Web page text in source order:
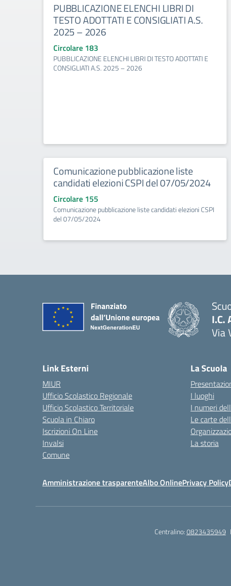
PUBBLICAZIONE ELENCHI LIBRI DI
TESTO ADOTTATI E CONSIGLIATI A.S.
2025 – 2026
Circolare 183
PUBBLICAZIONE ELENCHI LIBRI DI TESTO ADOTTATI E
CONSIGLIATI A.S. 2025 – 2026
Comunicazione pubblicazione liste
candidati elezioni CSPI del 07/05/2024
Circolare 155
Comunicazione pubblicazione liste candidati elezioni CSPI
del 07/05/2024
I.C.
Via
Link Esterni
MIUR
Ufficio Scolastico Regionale
Ufficio Scolastico Territoriale
Scuola in Chiaro
Iscrizioni On Line
Invalsi
Comune
La Scuola
I luoghi
I numeri
Le carte
La storia
Amministrazione trasparenteAlbo OnlinePrivacy Policy
Centralino:0823435949